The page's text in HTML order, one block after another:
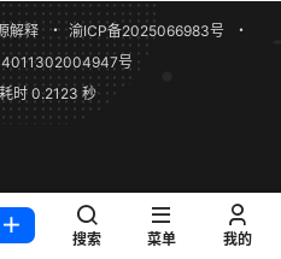
解释 ・ 渝ICP备2025066983号
・
号
时 0.2123 秒
搜索 菜单 我的